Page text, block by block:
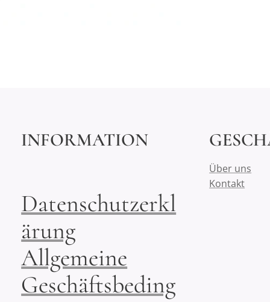
INFORMATION
Datenschutzerkl
ärung
Allgemeine
Geschäftsbeding
Über uns
Kontakt